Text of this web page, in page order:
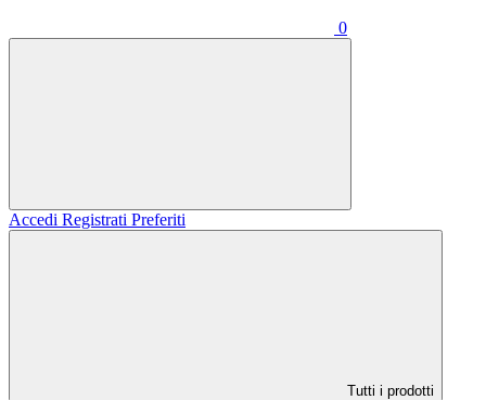
0
Accedi Registrati Preferiti
Tutti i prodotti